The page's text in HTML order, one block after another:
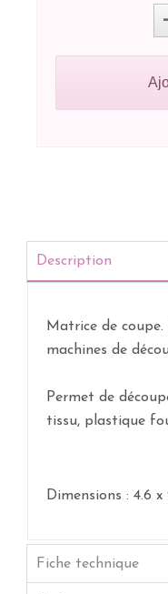
Description
Matrice de
machines de
Permet de
tissu, plastique
Dimensions : 4.6 x
Fiche technique